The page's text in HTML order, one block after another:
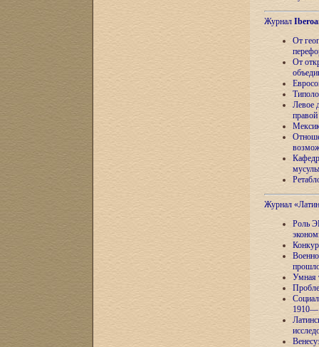
Журнал
От
От
Левое
Журнал
Роль
Умная